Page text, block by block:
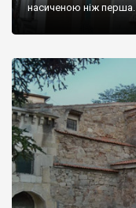
насиченою ніж перша.